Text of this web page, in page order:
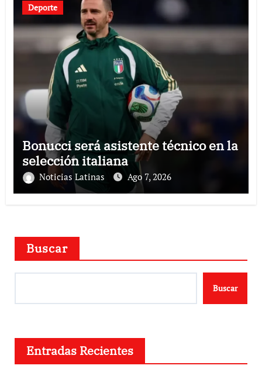
Deporte
Bonucci será asistente técnico en la
selección italiana
Noticias Latinas Ago 7, 2026
Buscar
Buscar
Entradas Recientes